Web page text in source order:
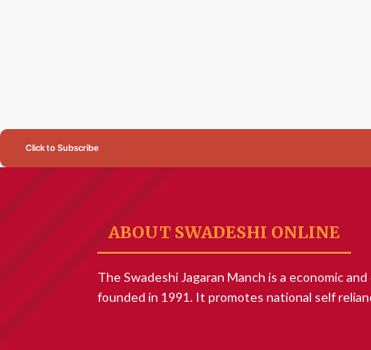
Click to Subscribe
ABOUT SWADESHI ONLINE
The Swadeshi Jagaran Manch is a economic
founded in 1991. It promotes national self